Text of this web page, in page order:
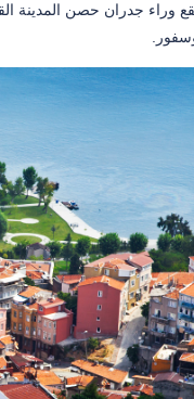
تقع وراء جدران حصن